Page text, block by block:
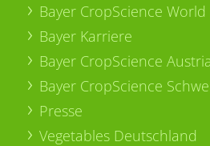
Bayer CropScience World
Bayer Karriere
Bayer CropScience Austria
Bayer CropScience
Presse
Vegetables Deutschland